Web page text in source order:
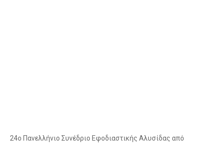
24ο Πανελλήνιο Συνέδριο Εφοδιαστικής Αλυσίδας από